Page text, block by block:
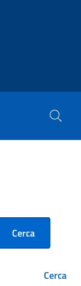
Cerca
Cerca